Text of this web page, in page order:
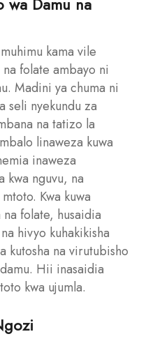
kama vile
folate ambayo ni
Madini ya chuma ni
seli nyekundu za
na tatizo la
linaweza kuwa
inaweza
kwa nguvu, na
Kwa kuwa
folate, husaidia
hivyo kuhakikisha
kutosha na virutubisho
Hii inasaidia
kwa ujumla.